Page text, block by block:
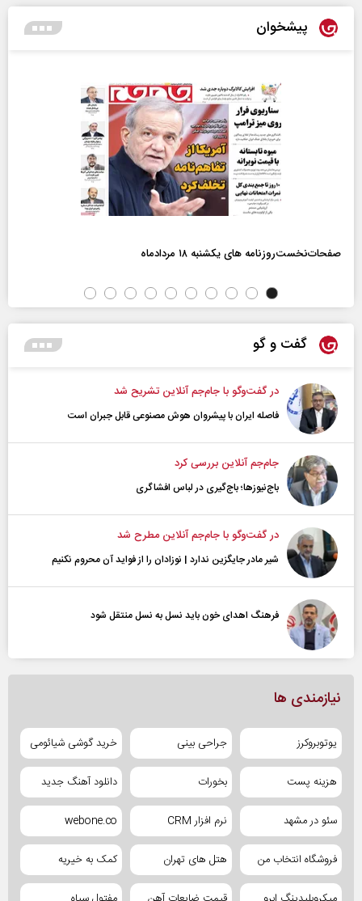
پیشخوان
صفحات‌نخست‌روزنامه ها‌ی یکشنبه ۱۸ مردادماه
گفت و گو
در گفت‌و‌گو با جام‌جم آنلاین تشریح شد
فاصله ایران با پیشرو‌ان هوش مصنوعی قابل جبران است
جام‌جم آنلاین بررسی کرد
باج‌نیوزها؛ باج‌گیری در لباس افشاگری
در گفت‌و‌گو با جام‌جم آنلاین مطرح شد
شیر مادر جایگزین ندارد | نوزادان را از فواید آن محروم نکنیم
فرهنگ اهدای خون باید نسل به نسل منتقل شود
نیازمندی ها
یوتوبروکرز جراحی بینی خرید گوشی شیائومی
هزینه پست بخورات دانلود آهنگ جدید
سئو در مشهد نرم افزار CRM webone.co
فروشگاه انتخاب من هتل های تهران کمک به خیریه